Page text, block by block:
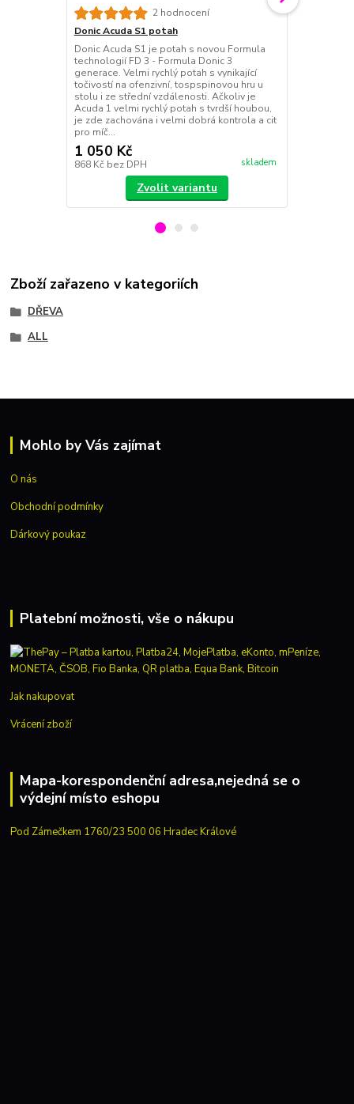
2 hodnocení
Donic Acuda S1 potah
Donic Acuda S1 je potah s novou Formula
technologií FD 3 - Formula Donic 3
generace. Velmi rychlý potah s vynikající
točivostí na ofenzivní, tospspinovou hru u
stolu i ze střední vzdálenosti. Ačkoliv je
Acuda 1 velmi rychlý potah s tvrdší houbou,
je zde zachována i velmi dobrá kontrola a cit
pro míč...
1 050 Kč
868 Kč bez DPH skladem
Zvolit variantu
Zboží zařazeno v kategoriích
DŘEVA
ALL
Mohlo by Vás zajímat
O nás
Obchodní podmínky
Dárkový poukaz
Platební možnosti, vše o nákupu
Jak nakupovat
Vrácení zboží
Mapa-korespondenční adresa,nejedná se o
výdejní místo eshopu
Pod Zámečkem 1760/23 500 06 Hradec Králové